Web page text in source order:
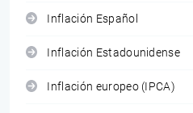
Inflación Español
Inflación Estadounidense
Inflación europeo (IPCA)